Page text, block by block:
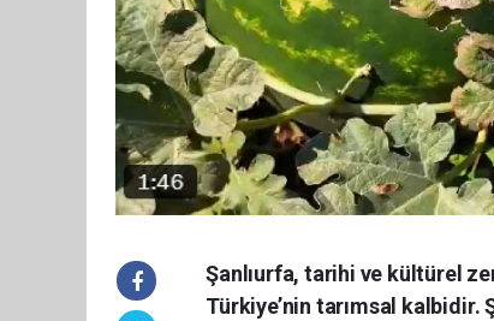
Şanlıurfa, tarihi ve kültürel
Türkiye’nin tarımsal kalbidir.